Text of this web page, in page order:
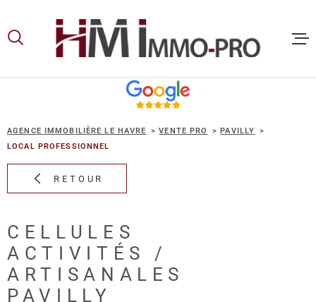
lamenu
contenu
AGENCE IMMOBILIÈRE LE HAVRE VENTE PRO
PAVILLY
LOCAL PROFESSIONNEL
RETOUR
CELLULES
ACTIVITÉS /
ARTISANALES
PAVILLY